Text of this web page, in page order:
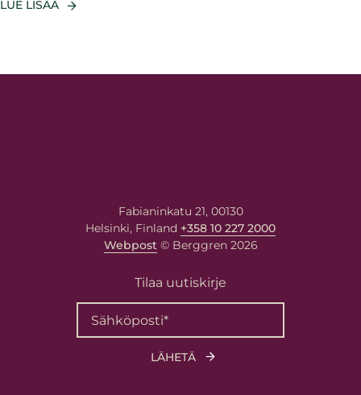
LUE LISÄÄ
Fabianinkatu 21, 00130
Helsinki, Finland +358 10 227 2000
Webpost© Berggren 2026
Tilaa uutiskirje